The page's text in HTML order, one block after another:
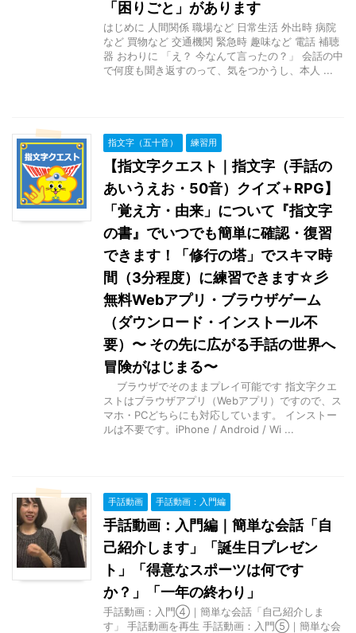
「困りごと」があります
はじめに 人間関係 職場など 日常生活 外出時 病院
など 買物など 交通機関 緊急時 趣味など 電話 補聴
器 おわりに 「え？ 今なんて言ったの？」 会話の中
で何度も聞き返すのって、気をつかうし、本人 ...
指文字（五十音） 練習用
【指文字クエスト｜指文字（手話の
あいうえお・50音）クイズ＋RPG】
「覚え方・由来」について『指文字
の書』でいつでも簡単に確認・復習
できます！「修行の塔」でスキマ時
間（3分程度）に練習できます☆彡
無料Webアプリ・ブラウザゲーム
（ダウンロード・インストール不
要）〜 その先に広がる手話の世界へ
冒険がはじまる〜
ブラウザでそのままプレイ可能です 指文字クエ
ストはブラウザアプリ（Webアプリ）ですので、ス
マホ・PCどちらにも対応しています。 インストー
ルは不要です。iPhone / Android / Wi ...
手話動画 手話動画：入門編
手話動画：入門編｜簡単な会話「自
己紹介します」「誕生日プレゼン
ト」「得意なスポーツは何です
か？」「一年の終わり」
手話動画：入門④｜簡単な会話「自己紹介しま
す」 手話動画を再生 手話動画：入門⑤｜簡単な会